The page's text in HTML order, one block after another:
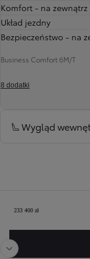
Komfort - na zewnątrz
Układ jezdny
Bezpieczeństwo - na
Business Comfort 6M/T
8 dodatki
Wygląd
233 400 zł
Twoja
Poprzedni